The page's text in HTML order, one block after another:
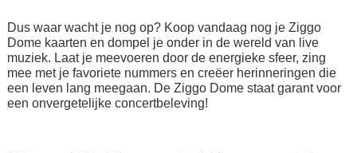
Dus waar wacht je nog op? Koop vandaag nog je Ziggo
Dome kaarten en dompel je onder in de wereld van live
muziek. Laat je meevoeren door de energieke sfeer, zing
mee met je favoriete nummers en creëer herinneringen die
een leven lang meegaan. De Ziggo Dome staat garant voor
een onvergetelijke concertbeleving!